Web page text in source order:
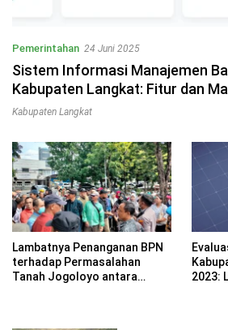
Pemerintahan 24 Juni 2025
Sistem Informasi Manajemen
Kabupaten Langkat: Fitur dan
SIMBG Langkat
Kabupaten Langkat
Lambatnya Penanganan BPN
terhadap Permasalahan
Tanah Jogoloyo antara
2023: